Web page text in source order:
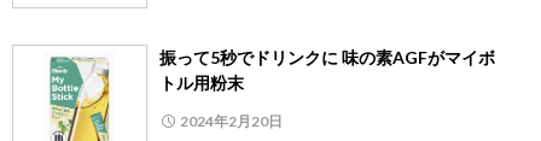
振って5秒でドリンクに 味の素AGFがマイボ
トル用粉末
2024年2月20日